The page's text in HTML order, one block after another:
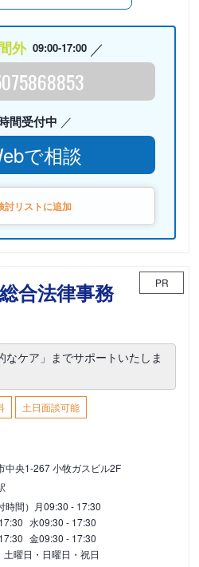
外 09:00-17:00
間受付中
で相談
討リストに追加
合法律事務
PR
ケア」までサポートいたしま
土日面談可能
中央1-267 小牧ガスビル2F
時間） 月09:30 - 17:30
水09:30 - 17:30
金09:30 - 17:30
土曜日・日曜日・祝日